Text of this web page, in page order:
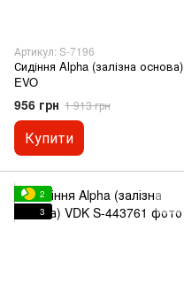
Артикул: S-7196
Сидіння Alpha (залізна основа)
EVO
956 грн 1 913 грн
Купити
2
3